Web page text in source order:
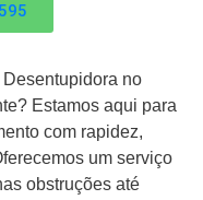
no
Estamos aqui para
com rapidez,
um serviço
obstruções até